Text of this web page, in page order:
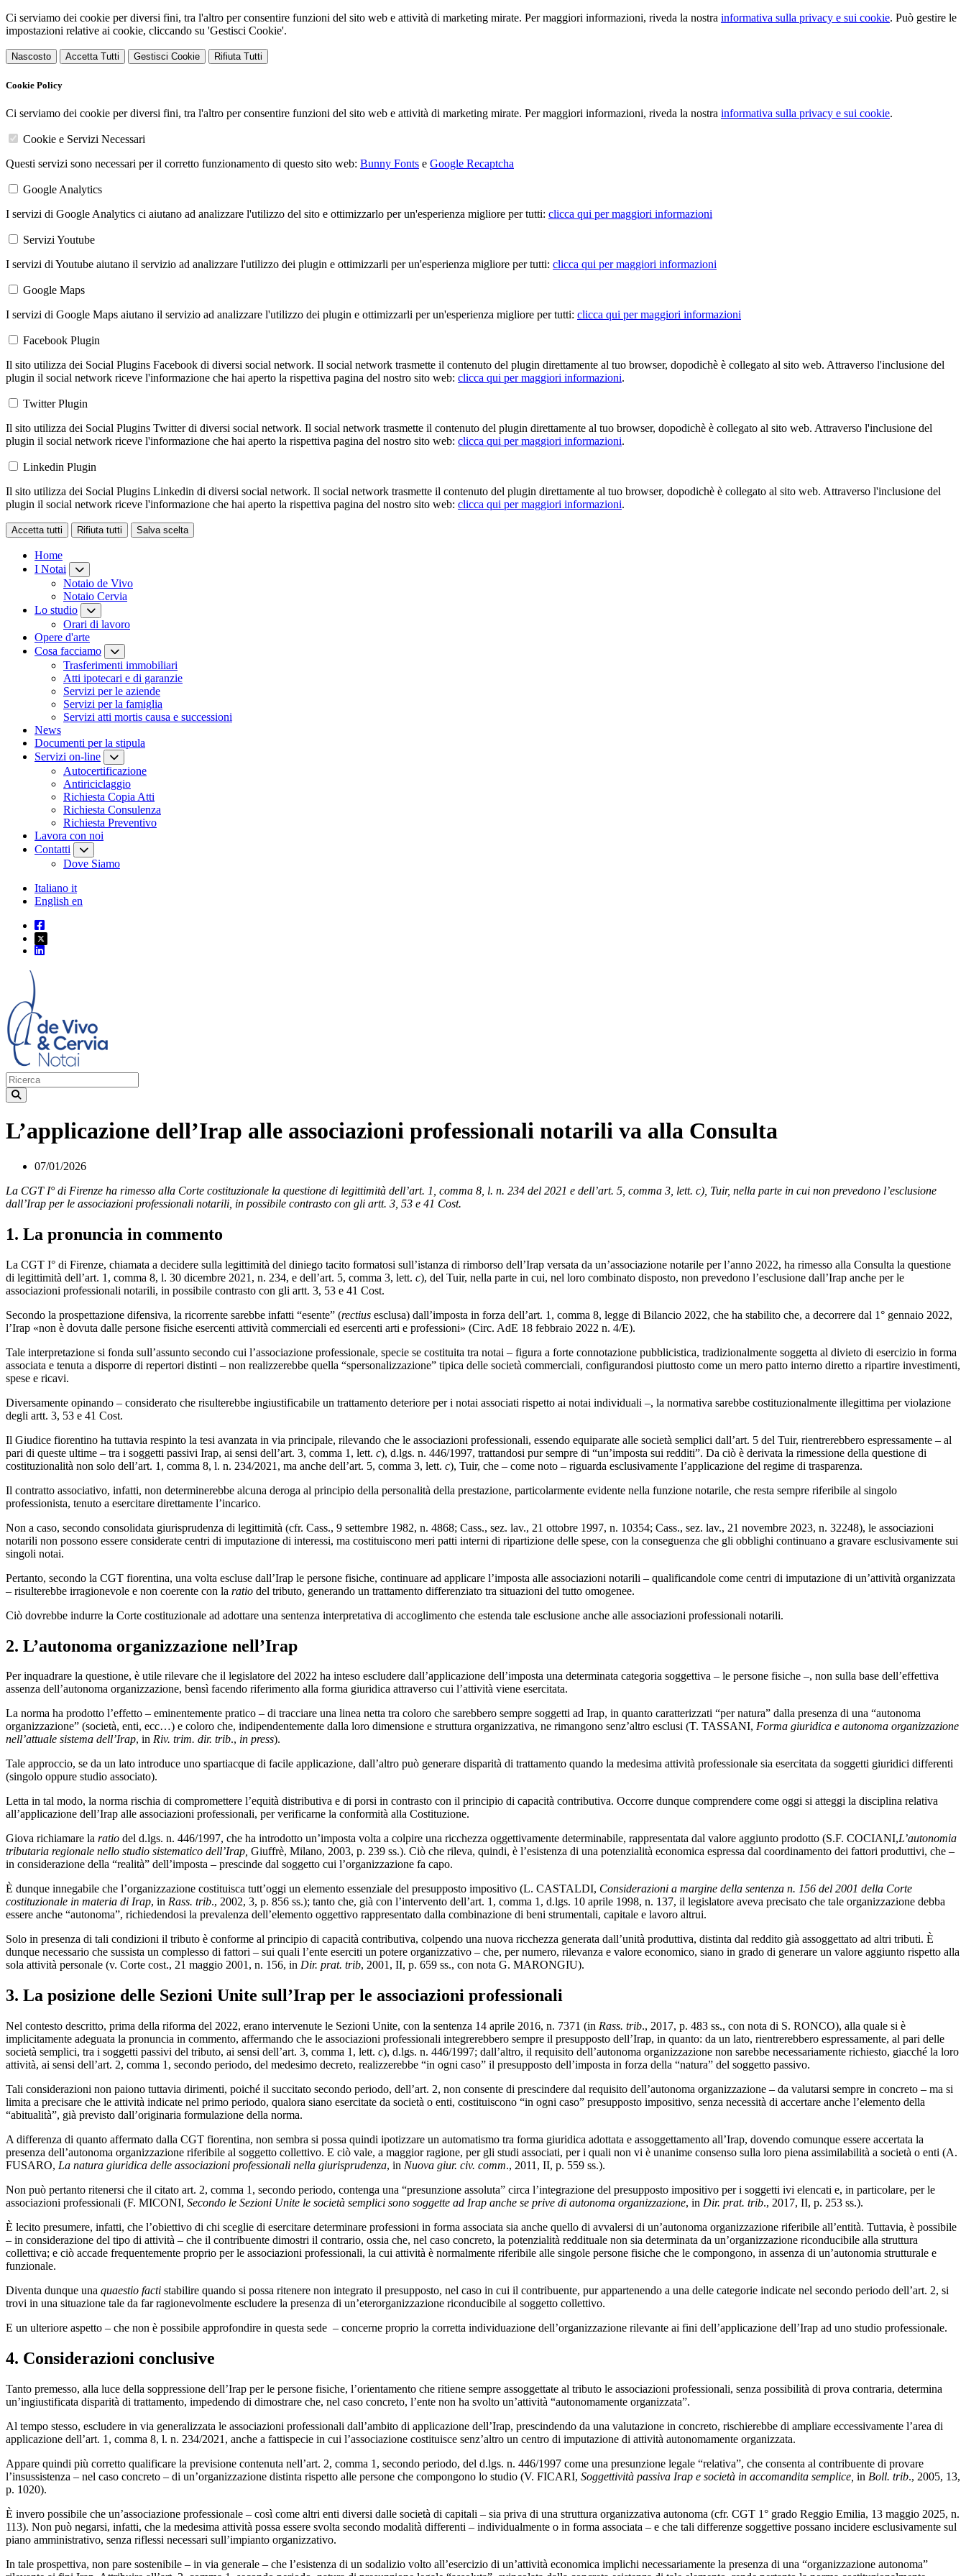
Ci serviamo dei cookie per diversi fini, tra l'altro per consentire funzioni del sito web e attività di marketing mirate. Per maggiori informazioni, riveda la nostra informativa sulla privacy e sui cookie. Può gestire le
impostazioni relative ai cookie, cliccando su 'Gestisci Cookie'.
Nascosto Accetta Tutti Gestisci Cookie Rifiuta Tutti
Cookie Policy
Ci serviamo dei cookie per diversi fini, tra l'altro per consentire funzioni del sito web e attività di marketing mirate. Per maggiori informazioni, riveda la nostra informativa sulla privacy e sui cookie.
Cookie e Servizi Necessari
Questi servizi sono necessari per il corretto funzionamento di questo sito web: Bunny Fonts e Google Recaptcha
Google Analytics
I servizi di Google Analytics ci aiutano ad analizzare l'utilizzo del sito e ottimizzarlo per un'esperienza migliore per tutti: clicca qui per maggiori informazioni
Servizi Youtube
I servizi di Youtube aiutano il servizio ad analizzare l'utilizzo dei plugin e ottimizzarli per un'esperienza migliore per tutti: clicca qui per maggiori informazioni
Google Maps
I servizi di Google Maps aiutano il servizio ad analizzare l'utilizzo dei plugin e ottimizzarli per un'esperienza migliore per tutti: clicca qui per maggiori informazioni
Facebook Plugin
Il sito utilizza dei Social Plugins Facebook di diversi social network. Il social network trasmette il contenuto del plugin direttamente al tuo browser, dopodichè è collegato al sito web. Attraverso l'inclusione del
plugin il social network riceve l'informazione che hai aperto la rispettiva pagina del nostro sito web: clicca qui per maggiori informazioni.
Twitter Plugin
Il sito utilizza dei Social Plugins Twitter di diversi social network. Il social network trasmette il contenuto del plugin direttamente al tuo browser, dopodichè è collegato al sito web. Attraverso l'inclusione del
plugin il social network riceve l'informazione che hai aperto la rispettiva pagina del nostro sito web: clicca qui per maggiori informazioni.
Linkedin Plugin
Il sito utilizza dei Social Plugins Linkedin di diversi social network. Il social network trasmette il contenuto del plugin direttamente al tuo browser, dopodichè è collegato al sito web. Attraverso l'inclusione del
plugin il social network riceve l'informazione che hai aperto la rispettiva pagina del nostro sito web: clicca qui per maggiori informazioni.
Accetta tutti Rifiuta tutti Salva scelta
Home
I Notai
Notaio de Vivo
Notaio Cervia
Lo studio
Orari di lavoro
Opere d'arte
Cosa facciamo
Trasferimenti immobiliari
Atti ipotecari e di garanzie
Servizi per le aziende
Servizi per la famiglia
Servizi atti mortis causa e successioni
News
Documenti per la stipula
Servizi on-line
Autocertificazione
Antiriciclaggio
Richiesta Copia Atti
Richiesta Consulenza
Richiesta Preventivo
Lavora con noi
Contatti
Dove Siamo
Italiano it
English en
L’applicazione dell’Irap alle associazioni professionali notarili va alla Consulta
07/01/2026
La CGT I° di Firenze ha rimesso alla Corte costituzionale la questione di legittimità dell’art. 1, comma 8, l. n. 234 del 2021 e dell’art. 5, comma 3, lett. c), Tuir, nella parte in cui non prevedono l’esclusione
dall’Irap per le associazioni professionali notarili, in possibile contrasto con gli artt. 3, 53 e 41 Cost.
1. La pronuncia in commento
La CGT I° di Firenze, chiamata a decidere sulla legittimità del diniego tacito formatosi sull’istanza di rimborso dell’Irap versata da un’associazione notarile per l’anno 2022, ha rimesso alla Consulta la questione
di legittimità dell’art. 1, comma 8, l. 30 dicembre 2021, n. 234, e dell’art. 5, comma 3, lett. c), del Tuir, nella parte in cui, nel loro combinato disposto, non prevedono l’esclusione dall’Irap anche per le
associazioni professionali notarili, in possibile contrasto con gli artt. 3, 53 e 41 Cost.
Secondo la prospettazione difensiva, la ricorrente sarebbe infatti “esente” (rectius esclusa) dall’imposta in forza dell’art. 1, comma 8, legge di Bilancio 2022, che ha stabilito che, a decorrere dal 1° gennaio 2022,
l’Irap «non è dovuta dalle persone fisiche esercenti attività commerciali ed esercenti arti e professioni» (Circ. AdE 18 febbraio 2022 n. 4/E).
Tale interpretazione si fonda sull’assunto secondo cui l’associazione professionale, specie se costituita tra notai – figura a forte connotazione pubblicistica, tradizionalmente soggetta al divieto di esercizio in forma
associata e tenuta a disporre di repertori distinti – non realizzerebbe quella “spersonalizzazione” tipica delle società commerciali, configurandosi piuttosto come un mero patto interno diretto a ripartire investimenti,
spese e ricavi.
Diversamente opinando – considerato che risulterebbe ingiustificabile un trattamento deteriore per i notai associati rispetto ai notai individuali –, la normativa sarebbe costituzionalmente illegittima per violazione
degli artt. 3, 53 e 41 Cost.
Il Giudice fiorentino ha tuttavia respinto la tesi avanzata in via principale, rilevando che le associazioni professionali, essendo equiparate alle società semplici dall’art. 5 del Tuir, rientrerebbero espressamente – al
pari di queste ultime – tra i soggetti passivi Irap, ai sensi dell’art. 3, comma 1, lett. c), d.lgs. n. 446/1997, trattandosi pur sempre di “un’imposta sui redditi”. Da ciò è derivata la rimessione della questione di
costituzionalità non solo dell’art. 1, comma 8, l. n. 234/2021, ma anche dell’art. 5, comma 3, lett. c), Tuir, che – come noto – riguarda esclusivamente l’applicazione del regime di trasparenza.
Il contratto associativo, infatti, non determinerebbe alcuna deroga al principio della personalità della prestazione, particolarmente evidente nella funzione notarile, che resta sempre riferibile al singolo
professionista, tenuto a esercitare direttamente l’incarico.
Non a caso, secondo consolidata giurisprudenza di legittimità (cfr. Cass., 9 settembre 1982, n. 4868; Cass., sez. lav., 21 ottobre 1997, n. 10354; Cass., sez. lav., 21 novembre 2023, n. 32248), le associazioni
notarili non possono essere considerate centri di imputazione di interessi, ma costituiscono meri patti interni di ripartizione delle spese, con la conseguenza che gli obblighi continuano a gravare esclusivamente sui
singoli notai.
Pertanto, secondo la CGT fiorentina, una volta escluse dall’Irap le persone fisiche, continuare ad applicare l’imposta alle associazioni notarili – qualificandole come centri di imputazione di un’attività organizzata
– risulterebbe irragionevole e non coerente con la ratio del tributo, generando un trattamento differenziato tra situazioni del tutto omogenee.
Ciò dovrebbe indurre la Corte costituzionale ad adottare una sentenza interpretativa di accoglimento che estenda tale esclusione anche alle associazioni professionali notarili.
2. L’autonoma organizzazione nell’Irap
Per inquadrare la questione, è utile rilevare che il legislatore del 2022 ha inteso escludere dall’applicazione dell’imposta una determinata categoria soggettiva – le persone fisiche –, non sulla base dell’effettiva
assenza dell’autonoma organizzazione, bensì facendo riferimento alla forma giuridica attraverso cui l’attività viene esercitata.
La norma ha prodotto l’effetto – eminentemente pratico – di tracciare una linea netta tra coloro che sarebbero sempre soggetti ad Irap, in quanto caratterizzati “per natura” dalla presenza di una “autonoma
organizzazione” (società, enti, ecc…) e coloro che, indipendentemente dalla loro dimensione e struttura organizzativa, ne rimangono senz’altro esclusi (T. TASSANI, Forma giuridica e autonoma organizzazione
nell’attuale sistema dell’Irap, in Riv. trim. dir. trib., in press).
Tale approccio, se da un lato introduce uno spartiacque di facile applicazione, dall’altro può generare disparità di trattamento quando la medesima attività professionale sia esercitata da soggetti giuridici differenti
(singolo oppure studio associato).
Letta in tal modo, la norma rischia di compromettere l’equità distributiva e di porsi in contrasto con il principio di capacità contributiva. Occorre dunque comprendere come oggi si atteggi la disciplina relativa
all’applicazione dell’Irap alle associazioni professionali, per verificarne la conformità alla Costituzione.
Giova richiamare la ratio del d.lgs. n. 446/1997, che ha introdotto un’imposta volta a colpire una ricchezza oggettivamente determinabile, rappresentata dal valore aggiunto prodotto (S.F. COCIANI,L’autonomia
tributaria regionale nello studio sistematico dell’Irap, Giuffrè, Milano, 2003, p. 239 ss.). Ciò che rileva, quindi, è l’esistenza di una potenzialità economica espressa dal coordinamento dei fattori produttivi, che –
in considerazione della “realità” dell’imposta – prescinde dal soggetto cui l’organizzazione fa capo.
È dunque innegabile che l’organizzazione costituisca tutt’oggi un elemento essenziale del presupposto impositivo (L. CASTALDI, Considerazioni a margine della sentenza n. 156 del 2001 della Corte
costituzionale in materia di Irap, in Rass. trib., 2002, 3, p. 856 ss.); tanto che, già con l’intervento dell’art. 1, comma 1, d.lgs. 10 aprile 1998, n. 137, il legislatore aveva precisato che tale organizzazione debba
essere anche “autonoma”, richiedendosi la prevalenza dell’elemento oggettivo rappresentato dalla combinazione di beni strumentali, capitale e lavoro altrui.
Solo in presenza di tali condizioni il tributo è conforme al principio di capacità contributiva, colpendo una nuova ricchezza generata dall’unità produttiva, distinta dal reddito già assoggettato ad altri tributi. È
dunque necessario che sussista un complesso di fattori – sui quali l’ente eserciti un potere organizzativo – che, per numero, rilevanza e valore economico, siano in grado di generare un valore aggiunto rispetto alla
sola attività personale (v. Corte cost., 21 maggio 2001, n. 156, in Dir. prat. trib, 2001, II, p. 659 ss., con nota G. MARONGIU).
3. La posizione delle Sezioni Unite sull’Irap per le associazioni professionali
Nel contesto descritto, prima della riforma del 2022, erano intervenute le Sezioni Unite, con la sentenza 14 aprile 2016, n. 7371 (in Rass. trib., 2017, p. 483 ss., con nota di S. RONCO), alla quale si è
implicitamente adeguata la pronuncia in commento, affermando che le associazioni professionali integrerebbero sempre il presupposto dell’Irap, in quanto: da un lato, rientrerebbero espressamente, al pari delle
società semplici, tra i soggetti passivi del tributo, ai sensi dell’art. 3, comma 1, lett. c), d.lgs. n. 446/1997; dall’altro, il requisito dell’autonoma organizzazione non sarebbe necessariamente richiesto, giacché la loro
attività, ai sensi dell’art. 2, comma 1, secondo periodo, del medesimo decreto, realizzerebbe “in ogni caso” il presupposto dell’imposta in forza della “natura” del soggetto passivo.
Tali considerazioni non paiono tuttavia dirimenti, poiché il succitato secondo periodo, dell’art. 2, non consente di prescindere dal requisito dell’autonoma organizzazione – da valutarsi sempre in concreto – ma si
limita a precisare che le attività indicate nel primo periodo, qualora siano esercitate da società o enti, costituiscono “in ogni caso” presupposto impositivo, senza necessità di accertare anche l’elemento della
“abitualità”, già previsto dall’originaria formulazione della norma.
A differenza di quanto affermato dalla CGT fiorentina, non sembra si possa quindi ipotizzare un automatismo tra forma giuridica adottata e assoggettamento all’Irap, dovendo comunque essere accertata la
presenza dell’autonoma organizzazione riferibile al soggetto collettivo. E ciò vale, a maggior ragione, per gli studi associati, per i quali non vi è unanime consenso sulla loro piena assimilabilità a società o enti (A.
FUSARO, La natura giuridica delle associazioni professionali nella giurisprudenza, in Nuova giur. civ. comm., 2011, II, p. 559 ss.).
Non può pertanto ritenersi che il citato art. 2, comma 1, secondo periodo, contenga una “presunzione assoluta” circa l’integrazione del presupposto impositivo per i soggetti ivi elencati e, in particolare, per le
associazioni professionali (F. MICONI, Secondo le Sezioni Unite le società semplici sono soggette ad Irap anche se prive di autonoma organizzazione, in Dir. prat. trib., 2017, II, p. 253 ss.).
È lecito presumere, infatti, che l’obiettivo di chi sceglie di esercitare determinare professioni in forma associata sia anche quello di avvalersi di un’autonoma organizzazione riferibile all’entità. Tuttavia, è possibile
– in considerazione del tipo di attività – che il contribuente dimostri il contrario, ossia che, nel caso concreto, la potenzialità reddituale non sia determinata da un’organizzazione riconducibile alla struttura
collettiva; e ciò accade frequentemente proprio per le associazioni professionali, la cui attività è normalmente riferibile alle singole persone fisiche che le compongono, in assenza di un’autonomia strutturale e
funzionale.
Diventa dunque una quaestio facti stabilire quando si possa ritenere non integrato il presupposto, nel caso in cui il contribuente, pur appartenendo a una delle categorie indicate nel secondo periodo dell’art. 2, si
trovi in una situazione tale da far ragionevolmente escludere la presenza di un’eterorganizzazione riconducibile al soggetto collettivo.
E un ulteriore aspetto – che non è possibile approfondire in questa sede – concerne proprio la corretta individuazione dell’organizzazione rilevante ai fini dell’applicazione dell’Irap ad uno studio professionale.
4. Considerazioni conclusive
Tanto premesso, alla luce della soppressione dell’Irap per le persone fisiche, l’orientamento che ritiene sempre assoggettate al tributo le associazioni professionali, senza possibilità di prova contraria, determina
un’ingiustificata disparità di trattamento, impedendo di dimostrare che, nel caso concreto, l’ente non ha svolto un’attività “autonomamente organizzata”.
Al tempo stesso, escludere in via generalizzata le associazioni professionali dall’ambito di applicazione dell’Irap, prescindendo da una valutazione in concreto, rischierebbe di ampliare eccessivamente l’area di
applicazione dell’art. 1, comma 8, l. n. 234/2021, anche a fattispecie in cui l’associazione costituisce senz’altro un centro di imputazione di attività autonomamente organizzata.
Appare quindi più corretto qualificare la previsione contenuta nell’art. 2, comma 1, secondo periodo, del d.lgs. n. 446/1997 come una presunzione legale “relativa”, che consenta al contribuente di provare
l’insussistenza – nel caso concreto – di un’organizzazione distinta rispetto alle persone che compongono lo studio (V. FICARI, Soggettività passiva Irap e società in accomandita semplice, in Boll. trib., 2005, 13,
p. 1020).
È invero possibile che un’associazione professionale – così come altri enti diversi dalle società di capitali – sia priva di una struttura organizzativa autonoma (cfr. CGT 1° grado Reggio Emilia, 13 maggio 2025, n.
113). Non può negarsi, infatti, che la medesima attività possa essere svolta secondo modalità differenti – individualmente o in forma associata – e che tali differenze soggettive possano incidere esclusivamente sul
piano amministrativo, senza riflessi necessari sull’impianto organizzativo.
In tale prospettiva, non pare sostenibile – in via generale – che l’esistenza di un sodalizio volto all’esercizio di un’attività economica implichi necessariamente la presenza di una “organizzazione autonoma”